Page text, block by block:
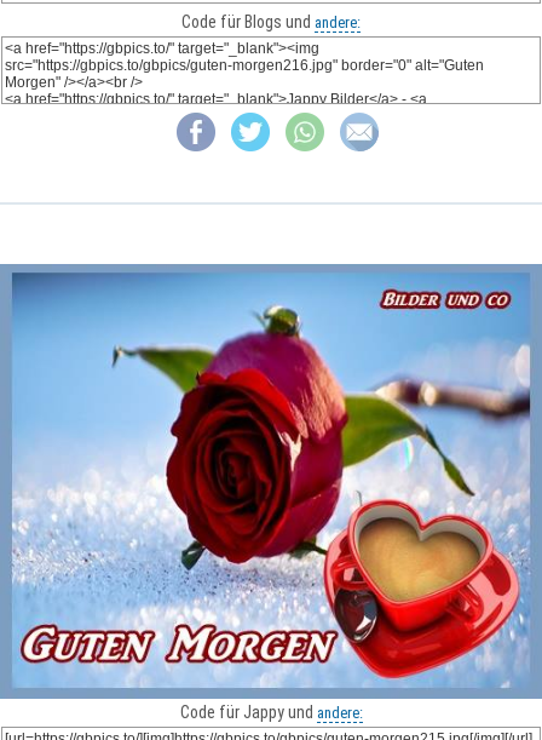
Code für Blogs und andere:
Code für Jappy und andere: